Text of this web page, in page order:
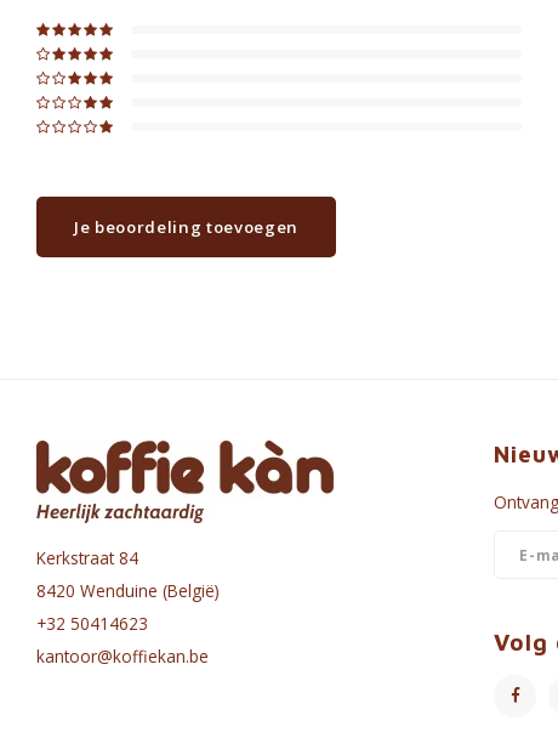
Je beoordeling toevoegen
Kerkstraat 84
8420 Wenduine (België)
+32 50414623
kantoor@koffiekan.be
Volg